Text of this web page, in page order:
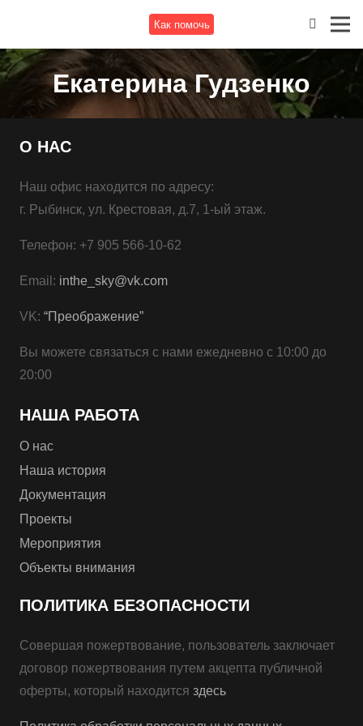
Как помочь
Екатерина Гудзенко
О НАС
Наш офис находится по адресу:
г. Рыбинск, ул. Крестовая, д.7, 1-ый этаж.
Телефон: +7 905 566-10-62
Email: inthe_sky@vk.com
VK: “Преображение”
Вы можете связаться с нами ежедневно с 10:00 до
20:00
НАША РАБОТА
О нас
Наша история
Документация
Проекты
Мероприятия
Объекты внимания
ПОЛИТИКА БЕЗОПАСНОСТИ
Совершая пожертвование, пользователь заключает
договор пожертвования путем акцепта публичной
оферты, который находится здесь